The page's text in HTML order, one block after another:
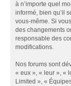
à n’importe quel
informé, bien qu’il
vous-même. Si
des changements
responsable des
modifications.
Nos forums sont
« eux », « leur », «
Limited », «